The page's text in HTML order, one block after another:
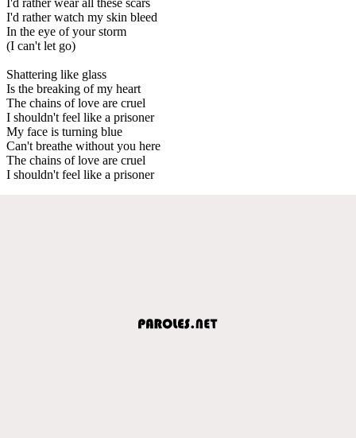
I'd rather watch my skin bleed
In the eye of your storm
(I can't let go)
Shattering like glass
Is the breaking of my heart
The chains of love are cruel
I shouldn't feel like a prisoner
My face is turning blue
Can't breathe without you here
The chains of love are cruel
I shouldn't feel like a prisoner